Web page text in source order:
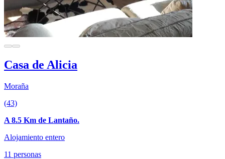
Casa de Alicia
Moraña
(43)
A 8.5 Km de Lantaño.
Alojamiento entero
11 personas